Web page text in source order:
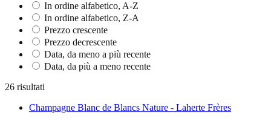
In ordine alfabetico, A-Z
In ordine alfabetico, Z-A
Prezzo crescente
Prezzo decrescente
Data, da meno a più recente
Data, da più a meno recente
26 risultati
Champagne Blanc de Blancs Nature - Laherte Frères